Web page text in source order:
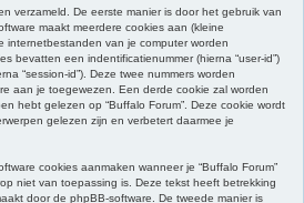
verzameld. De eerste manier is door het gebruik van
maakt meerdere cookies aan (kleine
internetbestanden van je computer worden
bevatten een indentificatienummer (hierna “user-id”)
“session-id”). Deze twee nummers worden
aan je toegewezen. Een derde cookie zal worden
hebt gelezen op “Buffalo Forum”. Deze cookie wordt
gelezen zijn en verbetert daarmee je
cookies aanmaken wanneer je “Buffalo Forum”
niet van toepassing is. Deze tekst heeft betrekking
door de phpBB-software. De tweede manier is